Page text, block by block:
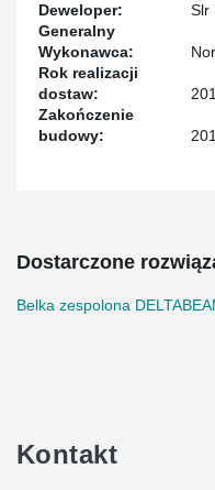
Deweloper:
Slr
Generalny
Wykonawca:
Rok realizacji
dostaw:
Zakończenie
budowy:
Dostarczone
Belka zespolona
Kontakt